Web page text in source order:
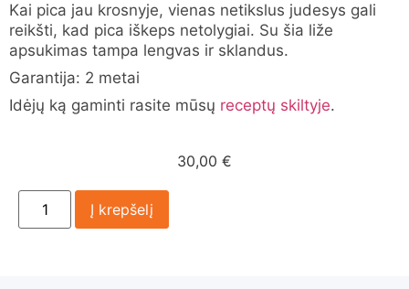
Kai pica jau krosnyje, vienas netikslus judesys gali
reikšti, kad pica iškeps netolygiai. Su šia liže
apsukimas tampa lengvas ir sklandus.
Garantija: 2 metai
Idėjų ką gaminti rasite mūsų receptų skiltyje.
30,00 €
Į krepšelį